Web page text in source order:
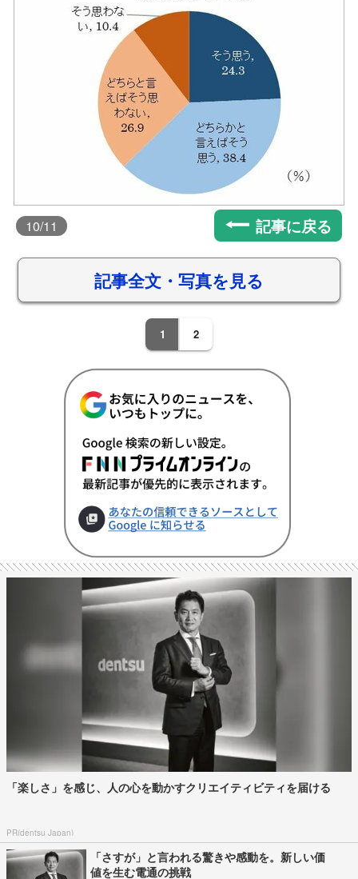
10/11 記事に戻る
記事全文・写真を見る
1 2
「楽しさ」を感じ、人の心を動かすクリエイティビティを届ける
PR(dentsu Japan)
「さすが」と言われる驚きや感動を。新しい価
値を生む電通の挑戦